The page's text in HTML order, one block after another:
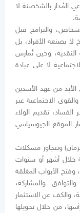
المُدار بالشخصنة لا
والبرامج قبل
لا يصنعه الأفراد، بل
وحين تُمارس
لا على عبادة
الأبد من عهد الأسدين
الاجتماعية عبر
الفساد، تقديم الولاء
الموقع الجيوسياسي
وتتجاوز مشكلات
خلال أشهر أو سنوات
الأبواب المغلقة
والمشاركة،
والكف عن الاستثمار
من خلال تحويلها